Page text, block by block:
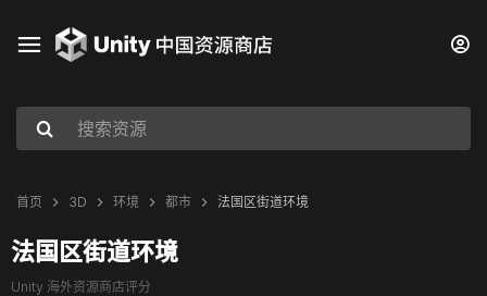
首页 3D 环境 都市 法国区街道环境
法国区街道环境
Unity 海外资源商店评分